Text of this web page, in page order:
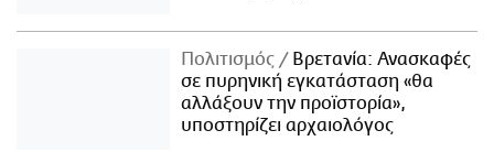
Πολιτισμός
Βρετανία: Ανασκαφές
σε πυρηνική εγκατάσταση «θα
αλλάξουν την προϊστορία»,
υποστηρίζει αρχαιολόγος